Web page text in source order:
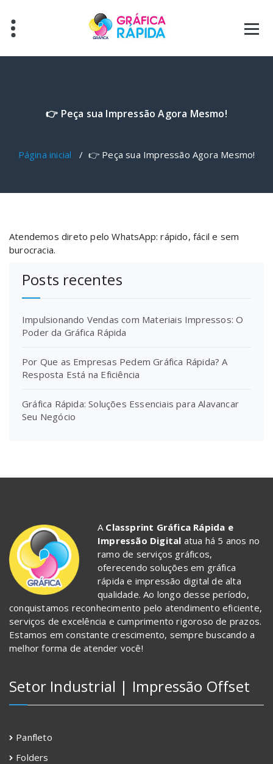
para
👉 Peça sua Impressão Agora Mesmo!
Página inicial / 👉 Peça sua Impressão Agora Mesmo!
Atendemos direto pelo WhatsApp: rápido, fácil e sem
burocracia.
Posts recentes
Impulsionando Vendas com Materiais Impressos: O
Poder da Gráfica Rápida
Por Que as Empresas Pedem Gráfica Rápida? A
Resposta Está na Eficiência
Gráfica Rápida: Soluções Essenciais para Alavancar
Seu Negócio
A Classprint Gráfica Rápida e
Impressão Digital atua há 5 anos no
ramo de serviços gráficos,
oferecendo soluções em gráfica
rápida e impressão digital de alta
qualidade. Ao longo desse período,
conquistamos reconhecimento pelo atendimento eficiente,
serviços de excelência e cumprimento rigoroso de prazos.
Estamos em constante crescimento, sempre buscando a
melhor forma de atender você!
Setor Industrial | Impressão Offset
Panfleto
Folders